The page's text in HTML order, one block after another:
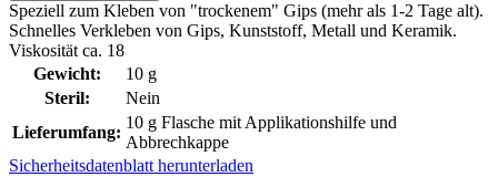
Speziell zum Kleben von "trockenem" Gips (mehr als 1-2 Tage alt).
Schnelles Verkleben von Gips, Kunststoff, Metall und Keramik.
Viskosität ca. 18
Gewicht:
10 g
Steril:
Nein
Lieferumfang:
10 g Flasche mit Applikationshilfe und
Abbrechkappe
Sicherheitsdatenblatt herunterladen